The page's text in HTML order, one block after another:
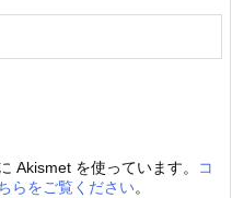
Akismet を使っています。
コ
らをご覧ください。